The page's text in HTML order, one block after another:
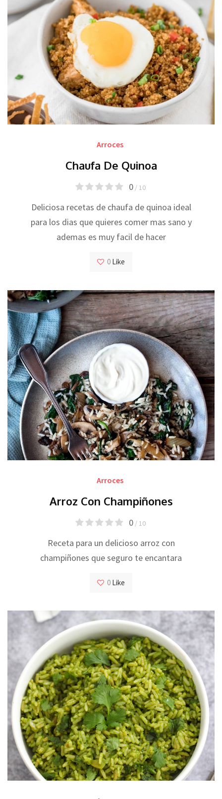
Arroces
Chaufa De Quinoa
0/ 10
Deliciosa recetas de chaufa de quinoa ideal
para los dias que quieres comer mas sano y
ademas es muy facil de hacer
0 Like
Arroces
Arroz Con Champiñones
0/ 10
Receta para un delicioso arroz con
champiñones que seguro te encantara
0 Like